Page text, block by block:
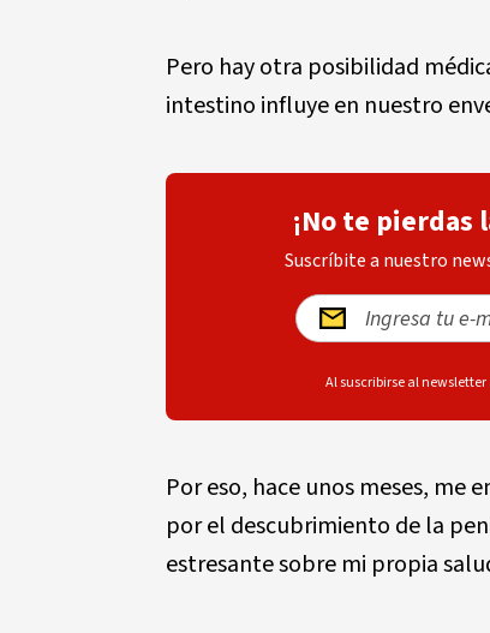
Pero hay otra posibilidad
intestino influye en nuestro
¡No te pierdas
Suscríbite a nuestro
Al suscribirse al
Por eso, hace unos meses, me
por el descubrimiento de la
estresante sobre mi propia